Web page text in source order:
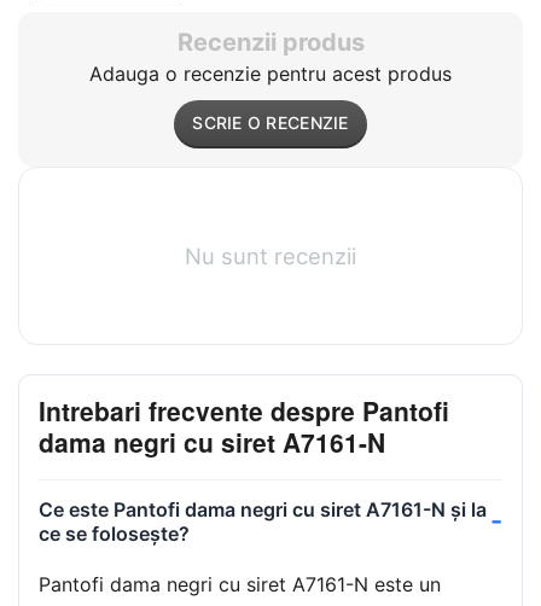
Recenzii produs
Adauga o recenzie pentru acest produs
SCRIE O RECENZIE
Nu sunt recenzii
Intrebari frecvente despre Pantofi
dama negri cu siret A7161-N
Ce este Pantofi dama negri cu siret A7161-N și la
ce se folosește?
Pantofi dama negri cu siret A7161-N este un